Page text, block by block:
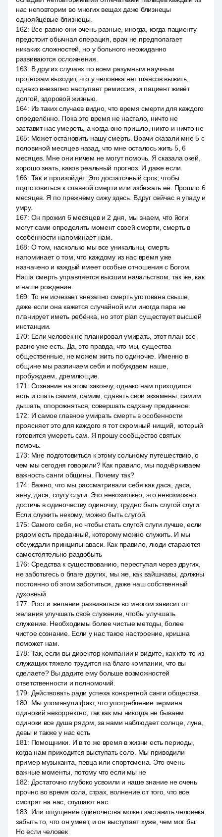
нас неповторим во многих вещах даже близнецы
однояйцевые близнецы.
162: Все равно они очень разные, иногда, когда пациенту
предстоит обычная операция, врач не предполагает
никаких сложностей, но у больного неожиданно
развиваются осложнения.
163: В других случаях по всем разумным научным
прогнозам выходит, что у человека нет шансов выжить,
однако внезапно наступает ремиссия, и пациент живёт
долгой, здоровой жизнью.
164: Из таких случаев видно, что время смерти для каждого
определённо. Пока это время не настало, ничто не
заставит нас умереть, а когда оно пришло, никто и ничто не
165: Может остановить нашу смерть. Врачи сказали мне 5 с
половиной месяцев назад, что мне осталось жить 5, 6
месяцев. Мне они ничем не могут помочь. Я сказала окей,
хорошо знать, каков реальный прогноз. И даже если.
166: Так и произойдёт. Это достаточный срок, чтобы
подготовиться к славной смерти или избежать её. Прошло 6
месяцев. Я по прежнему сижу здесь. Вдруг сейчас я упаду и
умру.
167: Он прожил 6 месяцев и 2 дня, мы знаем, что йоги
могут сами определить момент своей смерти, смерть в
особенности напоминает нам.
168: О том, насколько мы все уникальны, смерть
напоминает о том, что каждому из нас время уже
назначено и каждый имеет особые отношения с Богом.
Наша смерть управляется высшим начальством, так же, как
и наше рождение.
169: То не исчезает внезапно смерть уготована свыше,
даже если она кажется случайной или иногда пара не
планирует иметь ребёнка, но этот plan существует высшей
инстанции.
170: Если человек не планировал умирать, этот план все
равно уже есть. Да, это правда, что мы, существа
общественные, не можем жить по одиночке. Именно в
общине мы различаем себя и побуждаем наше,
пробуждаем, дремлющие.
171 : Сознание на этом закончу, однако нам приходится
есть и спать самим, самим, сдавать свои экзамены, самим
дышать, опорожняться, совершать садхану преданное.
172: И самое главное умирать смерть в особенности
проясняет это для каждого я тот скромный нищий, который
готовится умереть сам. Я прошу сообщество святых
помочь.
173: Мне подготовиться к этому сольному путешествию, о
чем мы сегодня говорили? Как правило, мы подчёркиваем
важность санги общины. Почему так?
174: Важно, что мы рассматривали себя как даса, даса,
анну, даса, слугу слуги. Это невозможно, это невозможно
достичь в одиночеству одиночку, трудно быть слугой слуги.
Если служить некому, можно быть слугой.
175: Самого себя, но чтобы стать слугой слуги лучше, если
рядом есть преданный, которому можно служить. И мы
обсуждали принципы аваси. Как правило, люди стараются
самостоятельно раздобыть
176: Средства к существованию, переступая через других,
не заботьтесь о благе других, мы же, как вайшнавы, должны
постоянно об этом заботиться, даже наш собственный
духовный.
177: Рост и желание развиваться во многом зависит от
желания улучшать своё служение, чтобы улучшать
служение. Необходимы более чистые методы, более
чистое сознание. Если у нас такое настроение, кришна
поможет нам.
178: Так, если вы директор компании и видите, как кто-то из
служащих тяжело трудится на благо компании, что вы
сделаете? Вы дадите ему больше возможностей
ответственности и полномочий.
179: Действовать ради успеха конкретной санги общества.
180: Мы упомянули факт, что употребление термина
одинокий некорректно, так как мы никогда не бываем
одиноки все душа рядом, за нами наблюдает солнце, луна,
девы и также у нас есть
181 : Помощники. И в то же время в жизни есть периоды,
когда нам приходится выступать соло. Мы приводили
пример музыканта, певца или спортсмена. Это очень
важные моменты, потому что если мы не
182: Достаточно глубоко усвоили и наше знание не очень
прочно во время сола, страх, волнение от того, что все
смотрят на нас, слушают нас.
183: Или ощущение одиночества может заставить человека
забыть то, что он умеет, и он выступает хуже, чем мог бы.
Но если человек